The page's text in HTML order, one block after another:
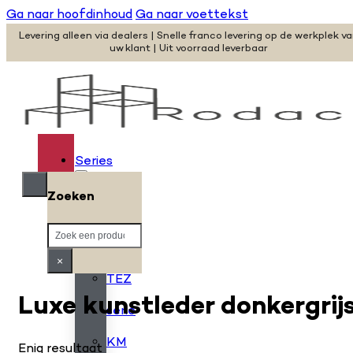
Ga naar hoofdinhoudGa naar voettekst
Levering alleen via dealers | Snelle franco levering op de werkplek
uw klant | Uit voorraad leverbaar
Series
serie
TEZ
serie
KM
Zoeken
Zoeken
×
Luxe kunstleder
Enig resultaat